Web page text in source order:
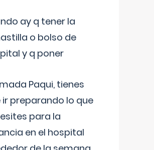
ay q tener la
o bolso de
y q poner
Paqui, tienes
ir preparando lo que
para la
en el hospital